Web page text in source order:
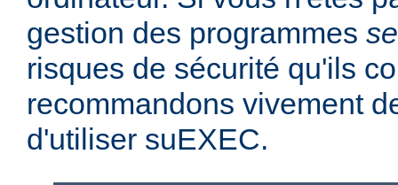
gestion des programmes
risques de sécurité qu'ils
recommandons vivement
d'utiliser suEXEC.